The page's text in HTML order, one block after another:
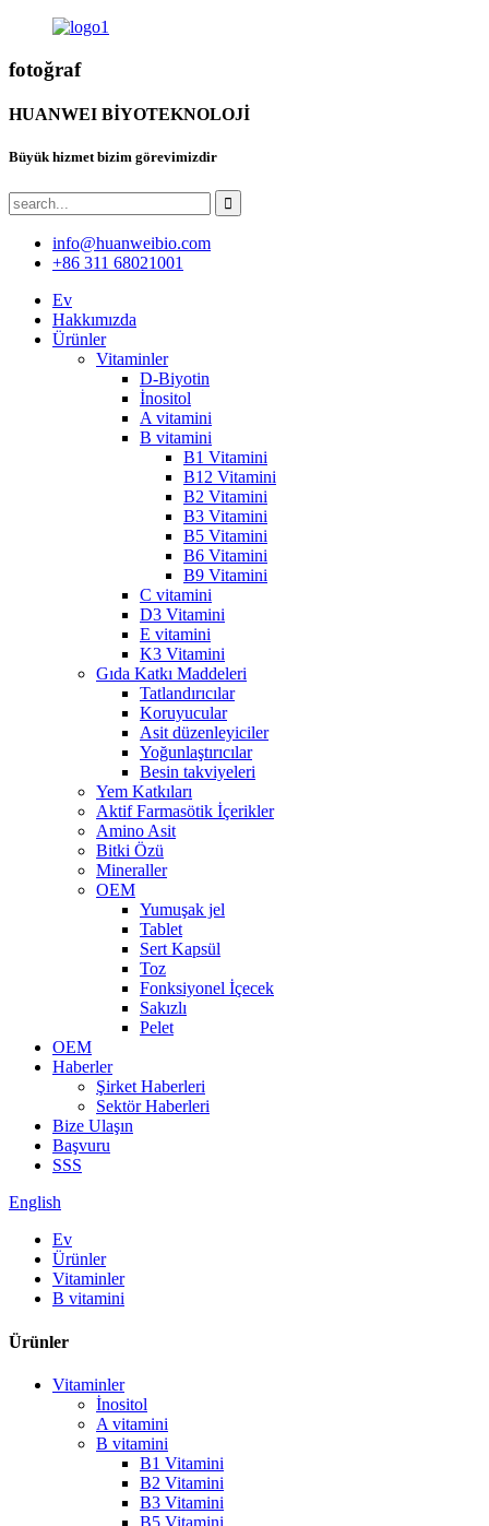
fotoğraf
HUANWEI BİYOTEKNOLOJİ
Büyük hizmet bizim görevimizdir
info@huanweibio.com
+86 311 68021001
Ev
Hakkımızda
Ürünler
Vitaminler
D-Biyotin
İnositol
A vitamini
B vitamini
B1 Vitamini
B12 Vitamini
B2 Vitamini
B3 Vitamini
B5 Vitamini
B6 Vitamini
B9 Vitamini
C vitamini
D3 Vitamini
E vitamini
K3 Vitamini
Gıda Katkı Maddeleri
Tatlandırıcılar
Koruyucular
Asit düzenleyiciler
Yoğunlaştırıcılar
Besin takviyeleri
Yem Katkıları
Aktif Farmasötik İçerikler
Amino Asit
Bitki Özü
Mineraller
OEM
Yumuşak jel
Tablet
Sert Kapsül
Toz
Fonksiyonel İçecek
Sakızlı
Pelet
OEM
Haberler
Şirket Haberleri
Sektör Haberleri
Bize Ulaşın
Başvuru
SSS
English
Ev
Ürünler
Vitaminler
B vitamini
Ürünler
Vitaminler
İnositol
A vitamini
B vitamini
B1 Vitamini
B2 Vitamini
B3 Vitamini
B5 Vitamini